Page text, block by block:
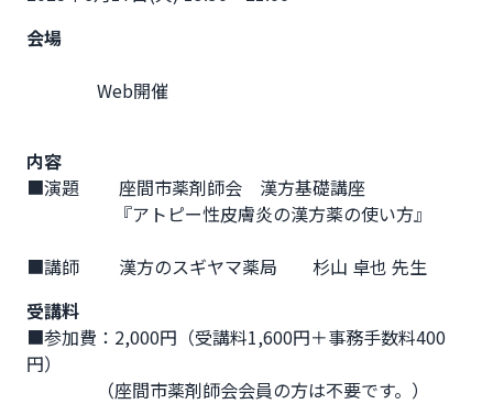
会場
内容
■演題　　 座間市薬剤師会　漢方基礎講座
『アトピー性皮膚炎の漢方薬の使い方』
■講師　　 漢方のスギヤマ薬局　　杉山 卓也 先生
受講料
■参加費：2,000円（受講料1,600円＋事務手数料400
円）
（座間市薬剤師会会員の方は不要です。）